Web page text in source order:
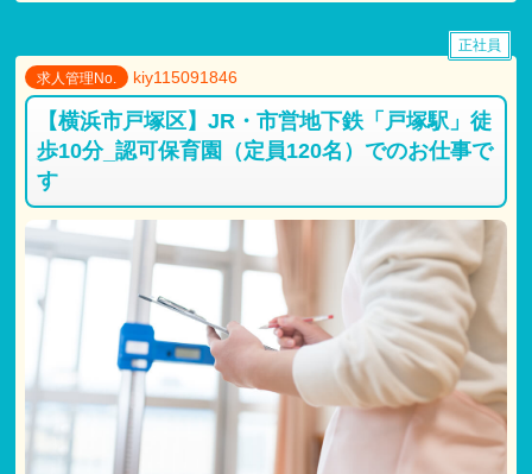
求人管理No. kiy115091846
【横浜市戸塚区】JR・市営地下鉄「戸塚駅」徒
歩10分_認可保育園（定員120名）でのお仕事で
す
正社員